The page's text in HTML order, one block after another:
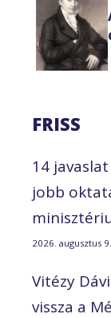
FRISS
14
jobb
2026. augusztus 9.
Vitézy
vissza a